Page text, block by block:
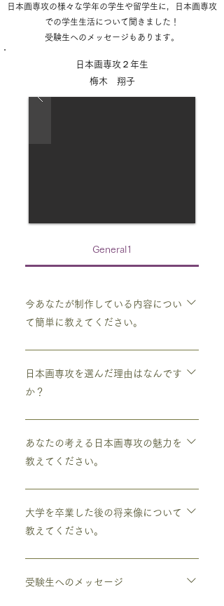
日本画専攻の様々な学年の学生や留学生に，日本画専攻
での学生生活について聞きました！
受験生へのメッセージもあります。
日本画専攻２年生
梅木 翔子
General1
今あなたが制作している内容につい
て簡単に教えてください。
ことについて鍛えることを目的とした制作
を行ってます。
日本画専攻を選んだ理由はなんです
か？
素材のまま絵の具にするという日本画に興
味は持っていました。ただ、自分には日本
で、まずはどんな雰囲気なのか知ってみよ
うという気持ちで1回生の後期に日本画を
専攻してみました。
あなたの考える日本画専攻の魅力を
教えてください。
が徐々に変わってきたことです。どんなも
の、例えばその辺に生えている植物や、毎
でそのものの新鮮さが大きく変わって、あ
ちこちに目を向けるのがとても楽しくなり
大学を卒業した後の将来像について
教えてください。
ら、それでも自分の求めているような制作
受験生へのメッセージ